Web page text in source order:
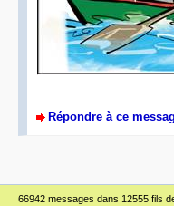
Répondre à ce
66942 messages dans 12555 fils